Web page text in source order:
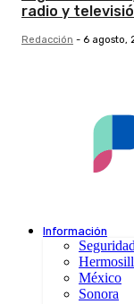
radio y
Redacción - 6 agosto,
Información
Seguridad
México
Sonora